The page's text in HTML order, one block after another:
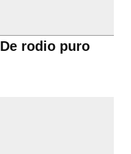
De rodio puro